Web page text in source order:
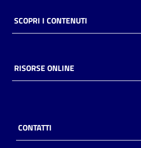
Piani
Decentrate
SCOPRI I CONTENUTI
RISORSE ONLINE
CONTATTI